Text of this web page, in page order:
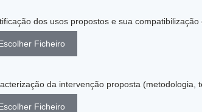
Ficheiro
da intervenção proposta (metodologia,
Ficheiro